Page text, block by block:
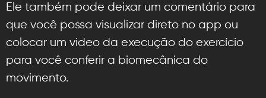
Ele também pode deixar um comentário para
que você possa visualizar direto no app ou
colocar um video da execução do exercício
para você conferir a biomecânica do
movimento.